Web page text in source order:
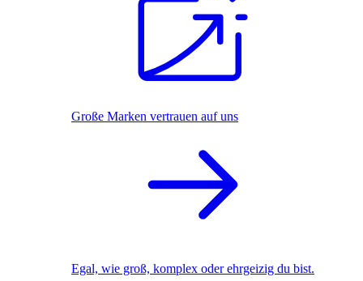
Große Marken vertrauen auf uns
Egal, wie groß, komplex oder ehrgeizig du bist.